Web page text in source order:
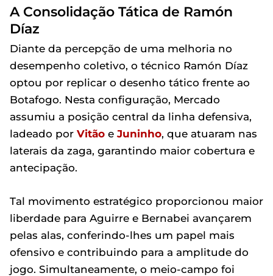
A Consolidação Tática de Ramón
Díaz
Diante da percepção de uma melhoria no
desempenho coletivo, o técnico Ramón Díaz
optou por replicar o desenho tático frente ao
Botafogo. Nesta configuração, Mercado
assumiu a posição central da linha defensiva,
ladeado por Vitão e Juninho, que atuaram nas
laterais da zaga, garantindo maior cobertura e
antecipação.
Tal movimento estratégico proporcionou maior
liberdade para Aguirre e Bernabei avançarem
pelas alas, conferindo-lhes um papel mais
ofensivo e contribuindo para a amplitude do
jogo. Simultaneamente, o meio-campo foi